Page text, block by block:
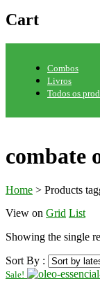
Cart
Combos
Livros
Todos os
combate
Home > Products
View on Grid List
Showing the single
Sort By :
Sale!